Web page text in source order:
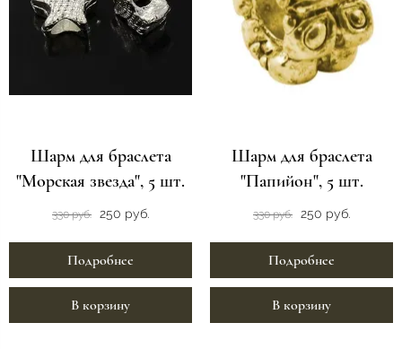
Шарм для браслета
"Морская звезда", 5 шт.
330 руб. 250 руб.
Подробнее
В корзину
Шарм для браслета
"Папийон", 5 шт.
330 руб. 250 руб.
Подробнее
В корзину